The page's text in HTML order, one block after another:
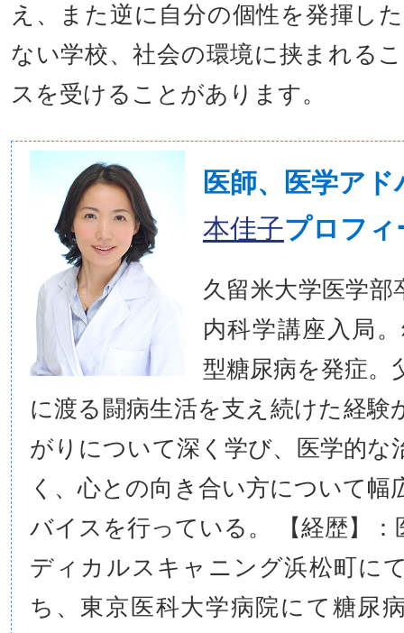
え、また逆に自分の個性を発揮し
ない学校、社会の環境に挟まれる
スを受けることがあります。
医師、医学ア
本佳子プロフィ
久留米大学医学部
内科学講座入局
型糖尿病を発症。
に渡る闘病生活を支え続けた経験
がりについて深く学び、医学的な
く、心との向き合い方について幅
バイスを行っている。 【経歴】：
ディカルスキャニング浜松町に
ち、東京医科大学病院にて糖尿